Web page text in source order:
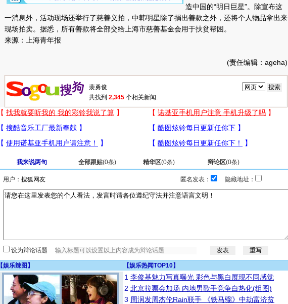
造中国的“明日巨星”。除宣布这
一消息外，活动现场还举行了慈善义拍，中韩明星除了捐出善款之外，还将个人物品拿出来
现场拍卖。据悉，所有善款将全部交给上海市慈善基金会用于扶贫帮困。
来源：上海青年报
(责任编辑：ageha)
共找到 2,345 个相关新闻.
我来说两句 全部跟贴(0条) 精华区(0条) 辩论区(0条)
用户： 匿名发表： 隐藏地址：
设为辩论话题
【娱乐辣图 】 【娱乐热闻TOP10】
1 李俊基魅力写真曝光 彩色与黑白展现不同感觉
2 北京拉票会加场 内地男歌手竞争白热化(组图)
3 周润发周杰伦Rain联手 《铁马骝》中劫富济贫